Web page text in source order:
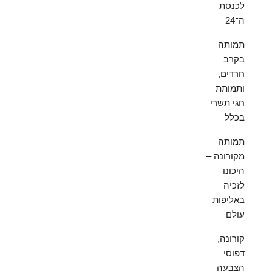
לכנסת
ה־24
תמותה
בקרב
חרדים,
ותמותת
חגי תשרי
בכלל
תמותה
מקורונה –
היכונו
לזכיה
באליפות
עולם
קורונה,
דפוסי
הצבעה